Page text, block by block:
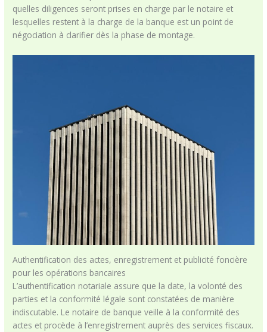
quelles diligences seront prises en charge par le notaire et
lesquelles restent à la charge de la banque est un point de
négociation à clarifier dès la phase de montage.
Authentification des actes, enregistrement et publicité foncière
pour les opérations bancaires
L’authentification notariale assure que la date, la volonté des
parties et la conformité légale sont constatées de manière
indiscutable. Le notaire de banque veille à la conformité des
actes et procède à l’enregistrement auprès des services fiscaux.